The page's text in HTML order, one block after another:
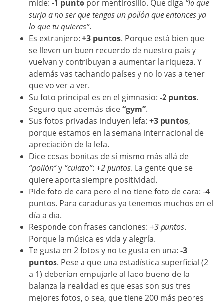
mide: -1 punto por mentirosillo. Que diga “lo que
surja a no ser que tengas un pollón que entonces ya
lo que tu quieras”.
Es extranjero:+3 puntos. Porque está bien que
se lleven un buen recuerdo de nuestro país y
vuelvan y contribuyan a aumentar la riqueza. Y
además vas tachando países y no lo vas a tener
que volver a ver.
Su foto principal es en el gimnasio: -2 puntos.
Seguro que además dice“gym”.
Sus fotos privadas incluyen lefa:+3 puntos,
porque estamos en la semana internacional de
apreciación de la lefa.
Dice cosas bonitas de sí mismo más allá de
“pollón”y “culazo”: +2 puntos. La gente que se
quiere aporta siempre positividad.
Pide foto de cara pero el no tiene foto de cara: -4
puntos. Para caraduras ya tenemos muchos en el
día a día.
Responde con frases canciones: +3 puntos.
Porque la música es vida y alegría.
Te gusta en 2 fotos y no te gusta en una:-3
puntos. Pese a que una estadística superficial (2
a 1) deberían empujarle al lado bueno de la
balanza la realidad es que esas son sus tres
mejores fotos, o sea, que tiene 200 más peores